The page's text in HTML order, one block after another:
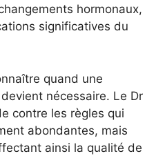
hormonaux,
significatives du
quand une
nécessaire. Le Dr
contre les règles qui
abondantes, mais
ainsi la qualité de